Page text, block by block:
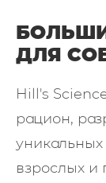
ДЛЯ
Hill's
рацион,
взрослых и